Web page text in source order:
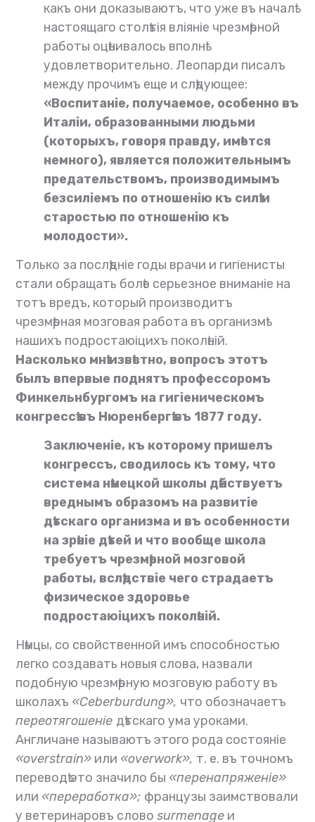
какъ они доказываютъ, что уже въ началѣ
настоящаго столѣтія вліяніе чрезмѣрной
работы оцѣнивалось вполнѣ
удовлетворительно. Леопарди писалъ
между прочимъ еще и слѣдующее:
«Воспитаніе, получаемое, особенно въ
Италіи, образованными людьми
(которыхъ, говоря правду, имѣется
немного), является положительнымъ
предательствомъ, производимымъ
безсиліемъ по отношенію къ силѣ и
старостью по отношенію къ
молодости».
Только за послѣдніе годы врачи и гигіенисты
стали обращать болѣе серьезное вниманіе на
тотъ вредъ, который производитъ
чрезмѣрная мозговая работа въ организмѣ
нашихъ подростаюіцихъ поколѣній.
Насколько мнѣ извѣстно, вопросъ этотъ
былъ впервые поднятъ профессоромъ
Финкельнбургомъ на гигіеническомъ
конгрессѣ въ Нюренбергѣ въ 1877 году.
Заключеніе, къ которому пришелъ
конгрессъ, сводилось къ тому, что
система нѣмецкой школы дѣйствуетъ
вреднымъ образомъ на развитіе
дѣтскаго организма и въ особенности
на зрѣніе дѣтей и что вообще школа
требуетъ чрезмѣрной мозговой
работы, вслѣдствіе чего страдаетъ
физическое здоровье
подростаюіцихъ поколѣній.
Нѣмцы, со свойственной имъ способностью
легко создавать новыя слова, назвали
подобную чрезмѣрную мозговую работу въ
школахъ «Ceberburdung», что обозначаетъ
переотягошеніе дѣтскаго ума уроками.
Англичане называютъ этого рода состояніе
«overstrain» или «overwork», т. е. въ точномъ
переводѣ это значило бы «перенапряженіе»
или «переработка»; французы заимствовали
у ветеринаровъ словоsurmenage и